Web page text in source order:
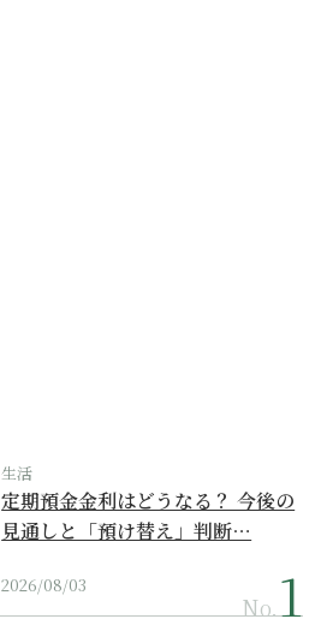
生活
定期預金金利はどうなる？ 今後の
見通しと「預け替え」判断…
2026/08/03
No.